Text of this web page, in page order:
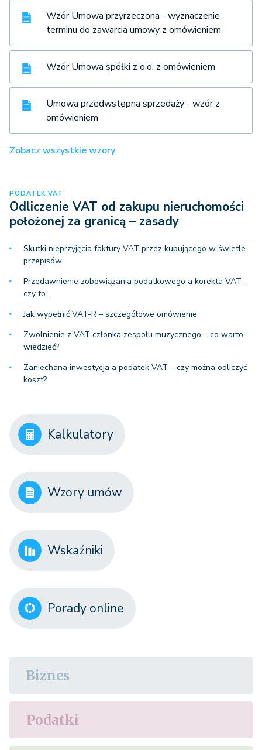
Wzór Umowa przyrzeczona - wyznaczenie
terminu do zawarcia umowy z omówieniem
Wzór Umowa spółki z o.o. z omówieniem
Umowa przedwstępna sprzedaży - wzór z
omówieniem
Zobacz wszystkie wzory
PODATEK VAT
Odliczenie VAT od zakupu nieruchomości
położonej za granicą – zasady
Skutki nieprzyjęcia faktury VAT przez kupującego w świetle
przepisów
Przedawnienie zobowiązania podatkowego a korekta VAT –
czy to…
Jak wypełnić VAT-R – szczegółowe omówienie
Zwolnienie z VAT członka zespołu muzycznego – co warto
wiedzieć?
Zaniechana inwestycja a podatek VAT – czy można odliczyć
koszt?
Kalkulatory
Wzory umów
Wskaźniki
Porady online
Biznes
Podatki